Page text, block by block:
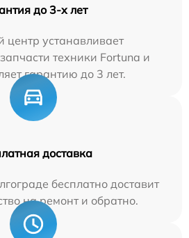
до 3-х лет
центр устанавливает
техники Fortuna и
гарантию до 3 лет.
доставка
бесплатно доставит
на ремонт и обратно.